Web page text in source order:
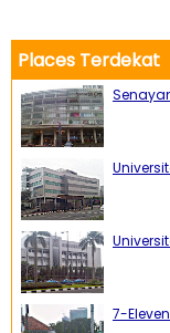
Places Terdekat
7-